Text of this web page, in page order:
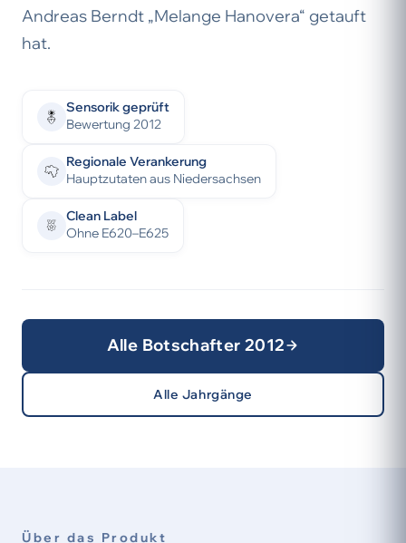
Andreas Berndt „Melange Hanovera“ getauft
hat.
Sensorik geprüft
Bewertung 2012
Regionale Verankerung
Hauptzutaten aus Niedersachsen
Clean Label
Ohne E620–E625
Alle Botschafter 2012
Alle Jahrgänge
Über das Produkt